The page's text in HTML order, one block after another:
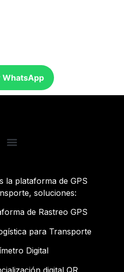
WhatsApp
la plataforma de GPS
soluciones:
de Rastreo GPS
para Transporte
Digital
digital QR